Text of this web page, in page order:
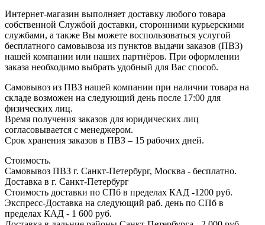
Интернет-магазин выполняет доставку любого товара
собственной Службой доставки, сторонними курьерскими
службами, а также Вы можете воспользоваться услугой
бесплатного самовывоза из пунктов выдачи заказов (ПВЗ)
нашей компании или наших партнёров. При оформлении
заказа необходимо выбрать удобный для Вас способ.
Самовывоз из ПВЗ нашей компании при наличии товара на
складе возможен на следующий день после 17:00 для
физических лиц.
Время получения заказов для юридических лиц
согласовывается с менеджером.
Срок хранения заказов в ПВЗ – 15 рабочих дней.
Стоимость.
Самовывоз ПВЗ г. Санкт-Петербург, Москва - бесплатно.
Доставка в г. Санкт-Петербург
Стоимость доставки по СПб в пределах КАД -1200 руб.
Экспресс-Доставка на следующий раб. день по СПб в
пределах КАД - 1 600 руб.